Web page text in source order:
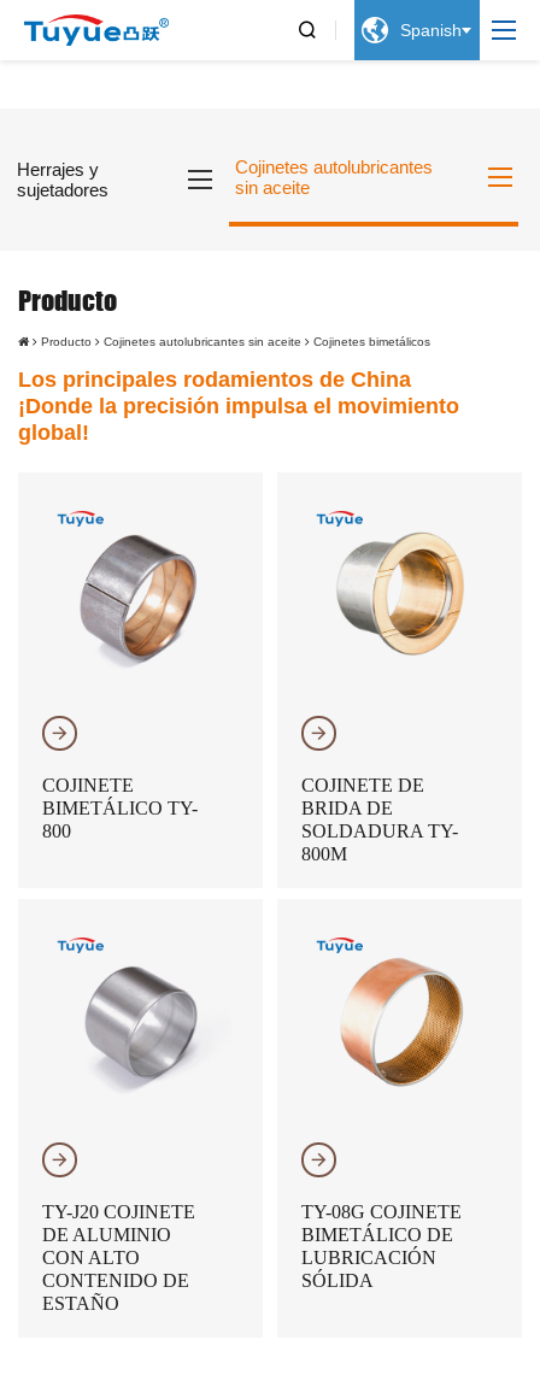
  Spanish
Herrajes y
sujetadores
Cojinetes autolubricantes
sin aceite
Producto
Producto Cojinetes autolubricantes sin aceite Cojinetes bimetálicos
Los principales rodamientos de China
¡Donde la precisión impulsa el movimiento
global!
𐃔
COJINETE
BIMETÁLICO TY-
800
𐃔
COJINETE DE
BRIDA DE
SOLDADURA TY-
800M
𐃔
TY-J20 COJINETE
DE ALUMINIO
CON ALTO
CONTENIDO DE
ESTAÑO
𐃔
TY-08G COJINETE
BIMETÁLICO DE
LUBRICACIÓN
SÓLIDA